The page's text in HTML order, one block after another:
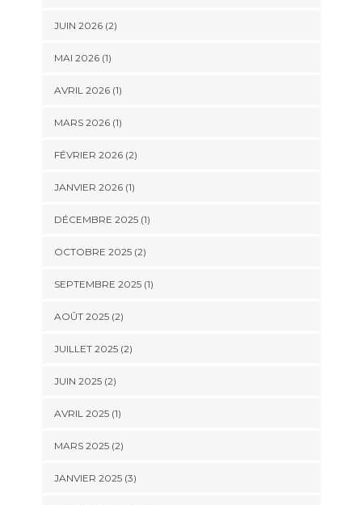
JUIN 2026(2)
MAI 2026(1)
AVRIL 2026(1)
MARS 2026(1)
FÉVRIER 2026(2)
JANVIER 2026(1)
DÉCEMBRE 2025(1)
OCTOBRE 2025(2)
SEPTEMBRE 2025(1)
AOÛT 2025(2)
JUILLET 2025(2)
JUIN 2025(2)
AVRIL 2025(1)
MARS 2025(2)
JANVIER 2025(3)